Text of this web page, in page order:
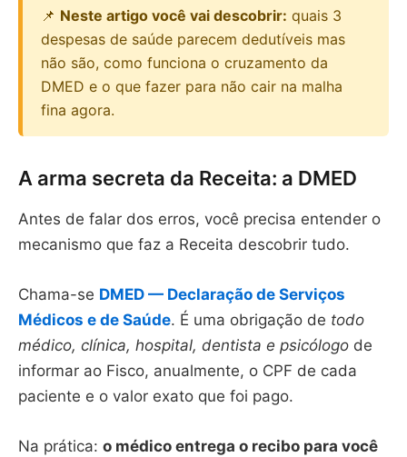
📌 Neste artigo você vai descobrir: quais 3
despesas de saúde parecem dedutíveis mas
não são, como funciona o cruzamento da
DMED e o que fazer para não cair na malha
fina agora.
A arma secreta da Receita: a DMED
Antes de falar dos erros, você precisa entender o
mecanismo que faz a Receita descobrir tudo.
Chama-se DMED — Declaração de Serviços
Médicos e de Saúde. É uma obrigação de todo
médico, clínica, hospital, dentista e psicólogo de
informar ao Fisco, anualmente, o CPF de cada
paciente e o valor exato que foi pago.
Na prática: o médico entrega o recibo para você